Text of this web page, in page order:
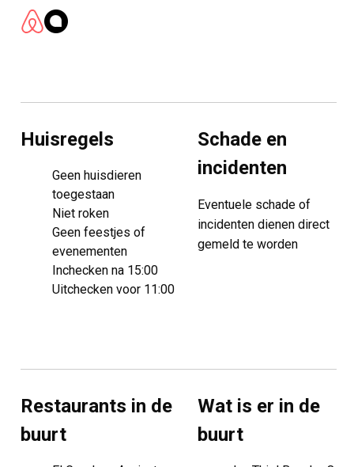
23
Huisregels
Geen huisdieren
toegestaan
Niet roken
Geen feestjes of
evenementen
Inchecken na 15:00
Uitchecken voor 11:00
Schade en
incidenten
Eventuele schade of
incidenten dienen direct
gemeld te worden
Restaurants in de
buurt
Wat is er in de
buurt